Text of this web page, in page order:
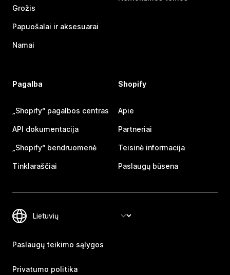
Grožis
Papuošalai ir aksesuarai
Namai
Pagalba
„Shopify“ pagalbos centras
API dokumentacija
„Shopify“ bendruomenė
Tinklaraščiai
Shopify
Apie
Partneriai
Teisinė informacija
Paslaugų būsena
Paslaugų teikimo sąlygos
Privatumo politika